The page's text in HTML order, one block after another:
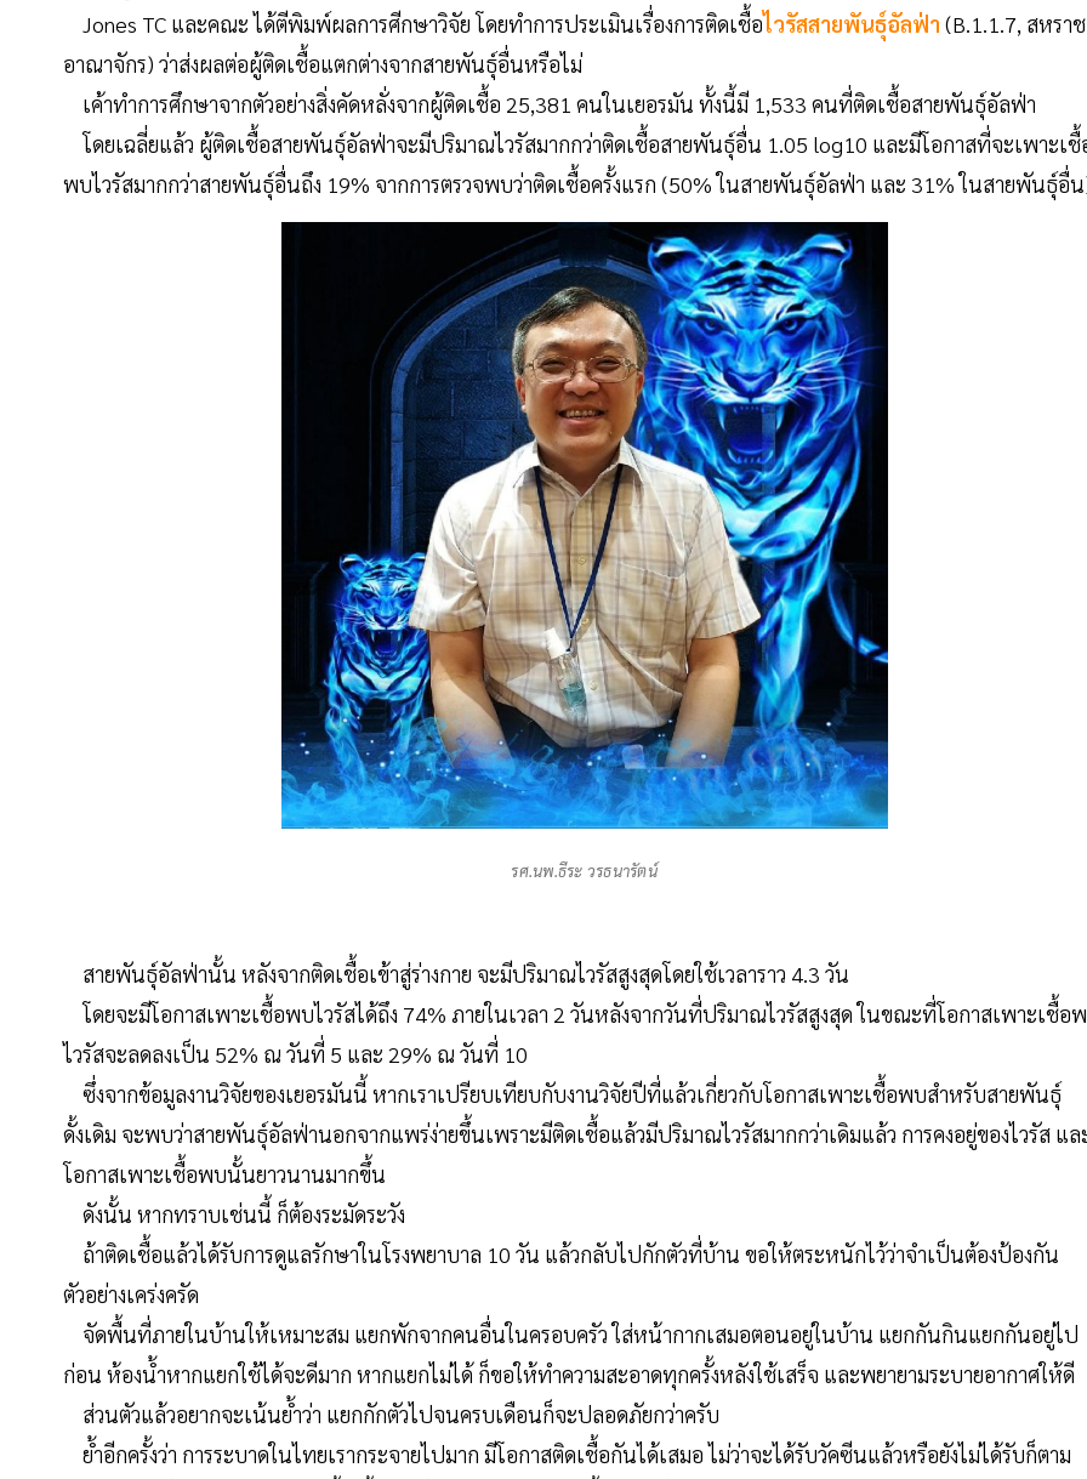
Jones TC และคณะ ได้ตีพิมพ์ผลการศีกษาวิจัย โดยทำการประเมินเรื่องการติดเชื้อไวรัสสายพันธุ์อัลฟ่า (B.1.1.7, สหราช
อาณาจักร) ว่าส่งผลต่อผู้ติดเชื้อแตกต่างจากสายพันธุ์อื่นหรือไม่
เค้าทำการศึกษาจากตัวอย่างสิ่งคัดหลั่งจากผู้ติดเชื้อ 25,381 คนในเยอรมัน ทั้งนี้มี 1,533 คนที่ติดเชื้อสายพันธุ์อัลฟ่า
โดยเฉลี่ยแล้ว ผู้ติดเชื้อสายพันธุ์อัลฟ่าจะมีปริมาณไวรัสมากกว่าติดเชื้อสายพันธุ์อื่น 1.05 log10 และมีโอกาสที่จะเพาะเชื้
พบไวรัสมากกว่าสายพันธุ์อื่นถึง 19% จากการตรวจพบว่าติดเชื้อครั้งแรก (50% ในสายพันธุ์อัลฟ่า และ 31% ในสายพันธุ์อื่
รศ.นพ.ธีระ วรธนารัตน์
สายพันธุ์อัลฟ่านั้น หลังจากติดเชื้อเข้าสู่ร่างกาย จะมีปริมาณไวรัสสูงสุดโดยใช้เวลาราว 4.3 วัน
โดยจะมีโอกาสเพาะเชื้อพบไวรัสได้ถึง 74% ภายในเวลา 2 วันหลังจากวันที่ปริมาณไวรัสสูงสุด ในขณะที่โอกาสเพาะเชื้อ
ไวรัสจะลดลงเป็น 52% ณ วันที่ 5 และ 29% ณ วันที่ 10
ซึ่งจากข้อมูลงานวิจัยของเยอรมันนี้ หากเราเปรียบเทียบกับงานวิจัยปีที่แล้วเกี่ยวกับโอกาสเพาะเชื้อพบสำหรับสายพันธุ์
ดั้งเดิม จะพบว่าสายพันธุ์อัลฟ่านอกจากแพร่ง่ายขึ้นเพราะมีติดเชื้อแล้วมีปริมาณไวรัสมากกว่าเดิมแล้ว การคงอยู่ของไวรัส แล
โอกาสเพาะเชื้อพบนั้นยาวนานมากขึ้น
ดังนั้น หากทราบเช่นนี้ ก็ต้องระมัดระวัง
ถ้าติดเชื้อแล้วได้รับการดูแลรักษาในโรงพยาบาล 10 วัน แล้วกลับไปกักตัวที่บ้าน ขอให้ตระหนักไว้ว่าจำเป็นต้องป้องกัน
ตัวอย่างเคร่งครัด
จัดพื้นที่ภายในบ้านให้เหมาะสม แยกพักจากคนอื่นในครอบครัว ใส่หน้ากากเสมอตอนอยู่ในบ้าน แยกกันกินแยกกันอยู่ไป
ก่อน ห้องน้ำหากแยกใช้ได้จะดีมาก หากแยกไม่ได้ ก็ขอให้ทำความสะอาดทุกครั้งหลังใช้เสร็จ และพยายามระบายอากาศให้ดี
ส่วนตัวแล้วอยากจะเน้นย้ำว่า แยกกักตัวไปจนครบเดือนก็จะปลอดภัยกว่าครับ
ย้ำอีกครั้งว่า การระบาดในไทยเรากระจายไปมาก มีโอกาสติดเชื้อกันได้เสมอ ไม่ว่าจะได้รับวัคซีนแล้วหรือยังไม่ได้รับก็ตาม